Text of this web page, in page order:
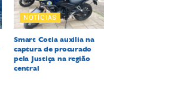
NOTÍCIAS
Smart Cotia auxilia na
captura de procurado
pela Justiça na região
central